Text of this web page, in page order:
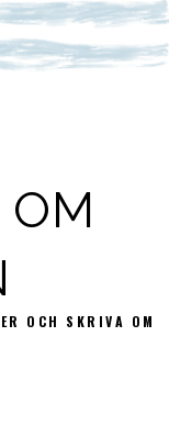
OM
OCH SKRIVA OM